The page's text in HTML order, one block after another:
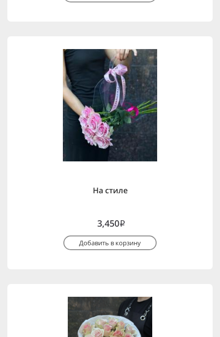
На стиле
3,450i
Добавить в корзину